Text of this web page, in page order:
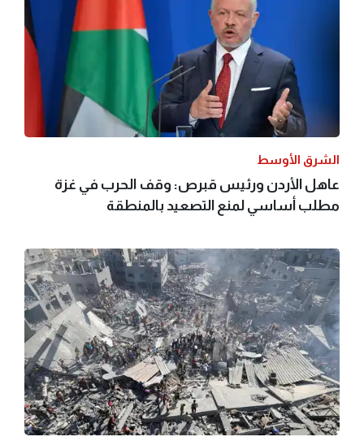
الشرق الأوسط
عاهل الأردن ورئيس قبرص: وقف الحرب في غزة
مطلب أساسي لمنع التصعيد بالمنطقة